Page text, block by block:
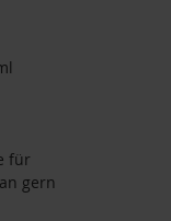
für
gern